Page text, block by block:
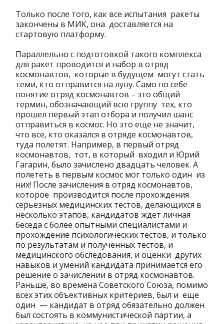
Только после того, как все испытания ракеты
закончены в МИК, она доставляется на
стартовую платформу.
Параллельно с подготовкой такого комплекса
для ракет проводится и набор в отряд
космонавтов, которые в будущем могут стать
теми, кто отправится на луну. Само по себе
понятие отряд космонавтов – это общий
термин, обозначающий всю группу тех, кто
прошел первый этап отбора и получил шанс
отправиться в космос. Но это еще не значит,
что все, кто оказался в отряде космонавтов,
туда полетят. Например, в первый отряд
космонавтов, тот, в который входил и Юрий
Гагарин, было зачислено двадцать человек. А
полететь в первым космос мог только один из
них! После зачисления в отряд космонавтов,
которое производится после прохождения
серьезных медицинских тестов, делающихся в
несколько этапов, кандидатов ждет личная
беседа с более опытными специалистами и
прохождение психологических тестов, и только
по результатам и полученных тестов, и
медицинского обследования, и оценки других
навыков и умений кандидата принимается его
решение о зачислении в отряд космонавтов.
Раньше, во времена Советского Союза, помимо
всех этих объективных критериев, был и еще
один — кандидат в отряд обязательно должен
был состоять в коммунистической партии, а